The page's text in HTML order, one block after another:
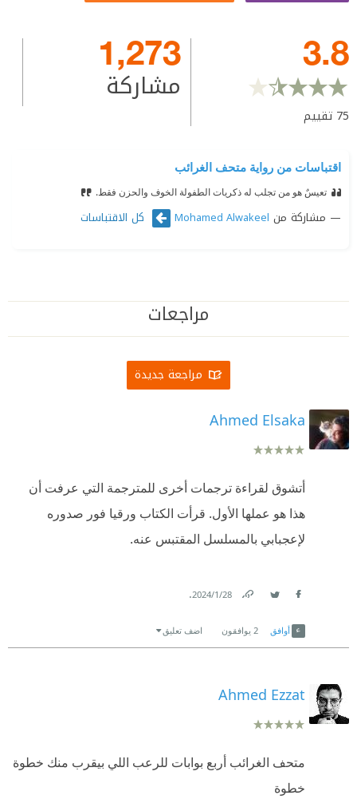
3.8
75 تقييم
1,273
مشاركة
اقتباسات من رواية متحف الغرائب
تعيسٌ هو من تجلب له ذكريات الطفولة الخوف والحزن فقط.
مشاركة من Mohamed Alwakeel كل الاقتباسات
مراجعات
مراجعة جديدة
Ahmed Elsaka
أتشوق لقراءة ترجمات أخرى للمترجمة التي عرفت أن
هذا هو عملها الأول. قرأت الكتاب ورقيا فور صدوره
لإعجبابي بالمسلسل المقتبس عنه.
28‏/1‏/2024
.
أوافق 2 يوافقون اضف تعليق
Ahmed Ezzat
متحف الغرائب أربع بوابات للرعب اللي بيقرب منك خطوة
خطوة